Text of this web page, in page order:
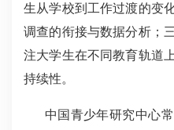
生从学校到工作过渡的变
调查的衔接与数据分析；
注大学生在不同教育轨道
持续性。
中国青少年研究中心常